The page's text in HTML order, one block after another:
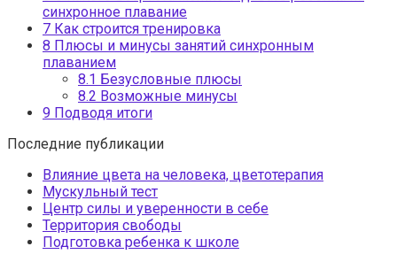
синхронное плавание
7 Как строится тренировка
8 Плюсы и минусы занятий синхронным
плаванием
8.1 Безусловные плюсы
8.2 Возможные минусы
9 Подводя итоги
Последние публикации
Влияние цвета на человека, цветотерапия
Мускульный тест
Центр силы и уверенности в себе
Территория свободы
Подготовка ребенка к школе